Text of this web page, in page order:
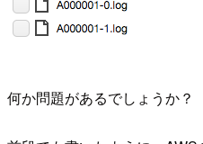
何か問題があるでしょうか？